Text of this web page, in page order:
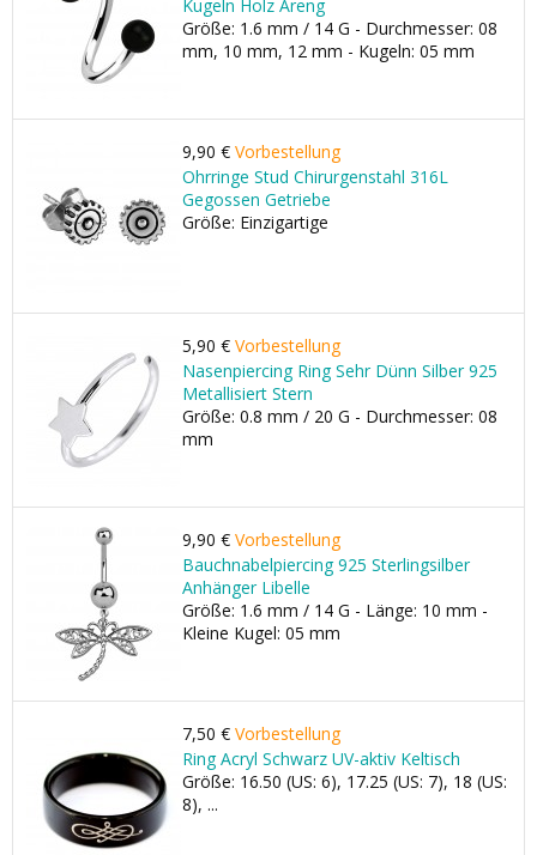
Kugeln Holz Areng
Größe: 1.6 mm / 14 G - Durchmesser: 08
mm, 10 mm, 12 mm - Kugeln: 05 mm
9,90 € Vorbestellung
Ohrringe Stud Chirurgenstahl 316L
Gegossen Getriebe
Größe: Einzigartige
5,90 € Vorbestellung
Nasenpiercing Ring Sehr Dünn Silber 925
Metallisiert Stern
Größe: 0.8 mm / 20 G - Durchmesser: 08
mm
9,90 € Vorbestellung
Bauchnabelpiercing 925 Sterlingsilber
Anhänger Libelle
Größe: 1.6 mm / 14 G - Länge: 10 mm -
Kleine Kugel: 05 mm
7,50 € Vorbestellung
Ring Acryl Schwarz UV-aktiv Keltisch
Größe: 16.50 (US: 6), 17.25 (US: 7), 18 (US:
8), ...